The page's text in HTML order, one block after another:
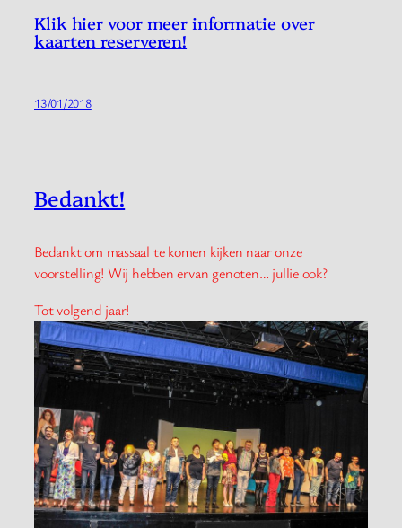
Klik hier voor meer informatie over
kaarten reserveren!
13/01/2018
Bedankt!
Bedankt om massaal te komen kijken naar onze
voorstelling! Wij hebben ervan genoten… jullie ook?
Tot volgend jaar!